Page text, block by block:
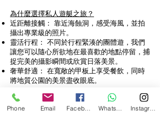
為什麼選擇私人遊艇之旅？
近距離接觸： 靠近海蝕洞，感受海風，並拍
攝出專業級的照片。
靈活行程： 不同於行程緊湊的團體遊，我們
讓您可以隨心所欲地在最喜歡的地點停留，捕
捉完美的攝影瞬間或欣賞日落美景。
奢華舒適： 在寬敞的甲板上享受餐飲，同時
將地質公園的美景盡收眼底。
您準備好跟我們一起發掘不一樣的香港了嗎？
Phone Email